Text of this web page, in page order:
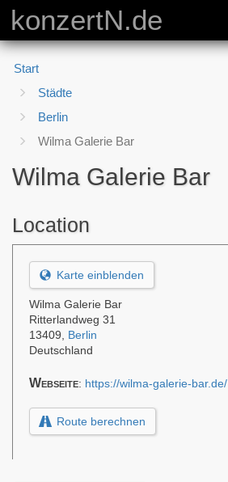
konzertN.de
Start
Städte
Berlin
Wilma Galerie Bar
Wilma Galerie Bar
Location
Karte einblenden
Wilma Galerie Bar
Ritterlandweg 31
13409, Berlin
Deutschland
Webseite: https://wilma-galerie-bar.de/
Route berechnen